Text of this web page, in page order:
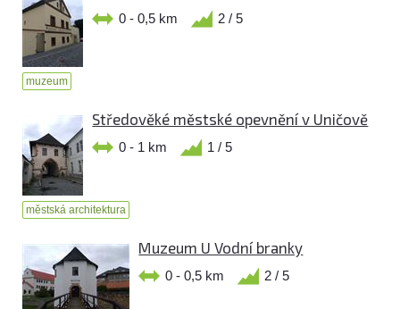
0 - 0,5 km 2 / 5
muzeum
Středověké městské opevnění v Uničově
0 - 1 km 1 / 5
městská architektura
Muzeum U Vodní branky
0 - 0,5 km 2 / 5